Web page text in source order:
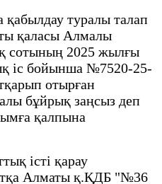
туралы талап
қаласы Алмалы
сотының 2025 жылғы
іс бойынша №7520-25-
отырған
бұйрық заңсыз деп
қалпына
істі қарау
Алматы қ.ҚДБ "№36